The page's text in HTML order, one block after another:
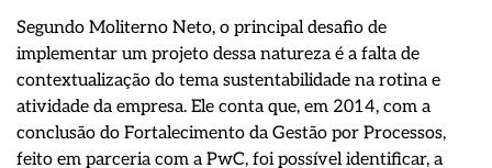
Segundo Moliterno Neto, o principal desafio de
implementar um projeto dessa natureza é a falta de
contextualização do tema sustentabilidade na rotina e
atividade da empresa. Ele conta que, em 2014, com a
conclusão do Fortalecimento da Gestão por Processos,
feito em parceria com a PwC, foi possível identificar, a